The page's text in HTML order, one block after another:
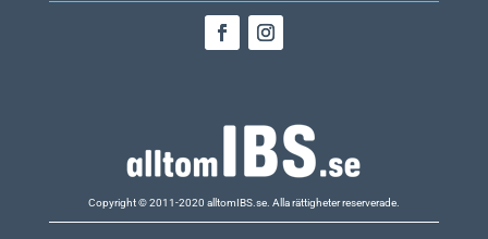
Copyright © 2011-2020 alltomIBS.se. Alla rättigheter reserverade.